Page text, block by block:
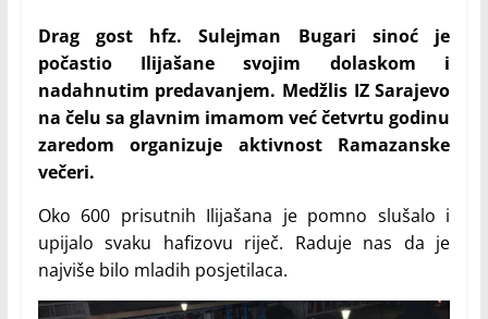
Drag gost hfz. Sulejman Bugari sinoć je
počastio Ilijašane svojim dolaskom i
nadahnutim predavanjem. Medžlis IZ Sarajevo
na čelu sa glavnim imamom već četvrtu godinu
zaredom organizuje aktivnost Ramazanske
večeri.
Oko 600 prisutnih Ilijašana je pomno slušalo i
upijalo svaku hafizovu riječ. Raduje nas da je
najviše bilo mladih posjetilaca.